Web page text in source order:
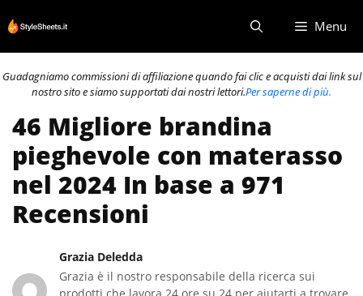
al
contenuto
Menu
Guadagniamo commissioni di affiliazione quando fai clic e acquisti dai link sul
nostro sito e siamo supportati dai nostri lettori.Per saperne di più.
46 Migliore brandina
pieghevole con materasso
nel 2024 In base a 971
Recensioni
Grazia Deledda
Grazia è il nostro responsabile della ricerca sui
prodotti che lavora 24 ore su 24 per aiutarti a trovare